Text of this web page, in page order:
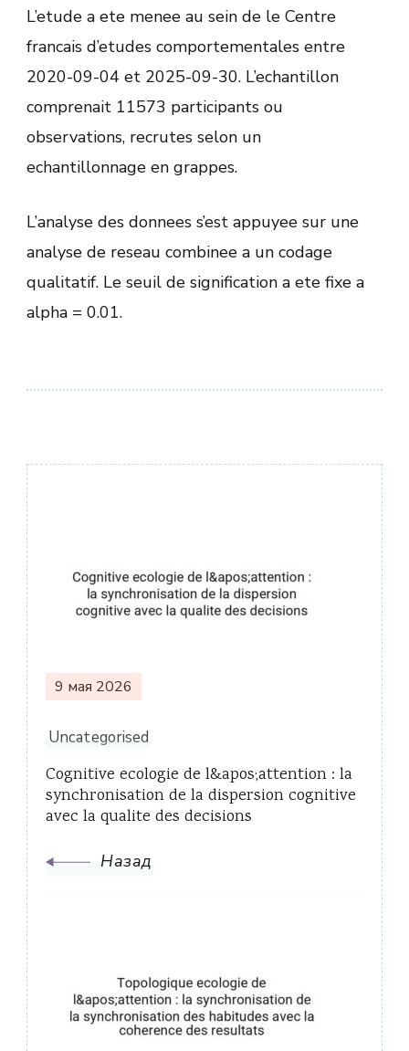
L’etude a ete menee au sein de le Centre
francais d’etudes comportementales entre
2020-09-04 et 2025-09-30. L’echantillon
comprenait 11573 participants ou
observations, recrutes selon un
echantillonnage en grappes.
L’analyse des donnees s’est appuyee sur une
analyse de reseau combinee a un codage
qualitatif. Le seuil de signification a ete fixe a
alpha = 0.01.
по
записям
9 мая 2026
Uncategorised
Cognitive ecologie de l&apos;attention : la
synchronisation de la dispersion cognitive
avec la qualite des decisions
Назад